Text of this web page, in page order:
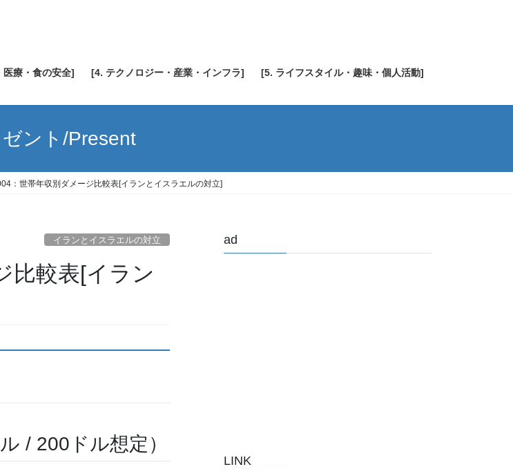
医療・食の安全] [4. テクノロジー・産業・インフラ] [5. ライフスタイル・趣味・個人活動]
ント/Present
：世帯年収別ダメージ比較表[イランとイスラエルの対立]
イランとイスラエルの対立
比較表[イラン
/ 200ドル想定）
ad
LINK